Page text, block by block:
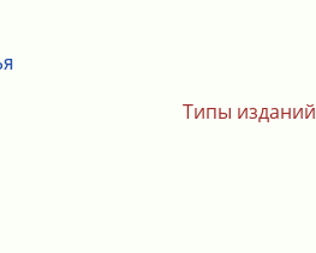
Типы изданий